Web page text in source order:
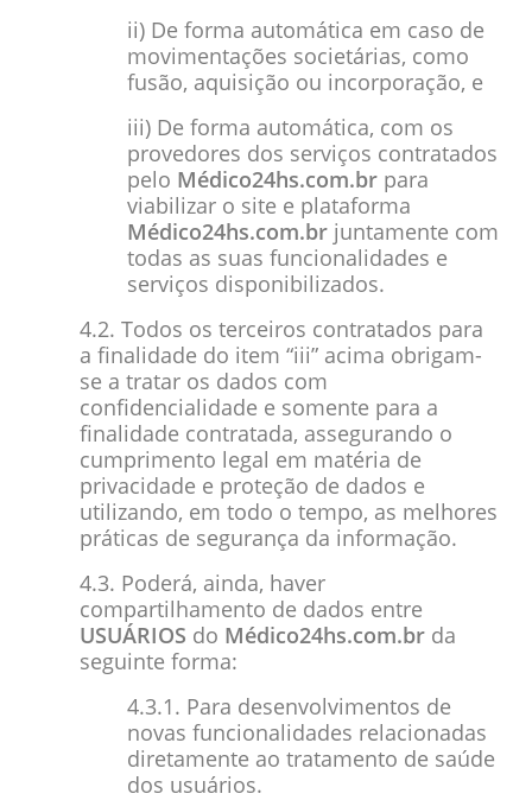
ii) De forma automática em caso de
movimentações societárias, como
fusão, aquisição ou incorporação, e
iii) De forma automática, com os
provedores dos serviços contratados
pelo Médico24hs.com.br para
viabilizar o site e plataforma
Médico24hs.com.br juntamente com
todas as suas funcionalidades e
serviços disponibilizados.
4.2. Todos os terceiros contratados para
a finalidade do item “iii” acima obrigam-
se a tratar os dados com
confidencialidade e somente para a
finalidade contratada, assegurando o
cumprimento legal em matéria de
privacidade e proteção de dados e
utilizando, em todo o tempo, as melhores
práticas de segurança da informação.
4.3. Poderá, ainda, haver
compartilhamento de dados entre
USUÁRIOS do Médico24hs.com.brda
seguinte forma:
4.3.1. Para desenvolvimentos de
novas funcionalidades relacionadas
diretamente ao tratamento de saúde
dos usuários.